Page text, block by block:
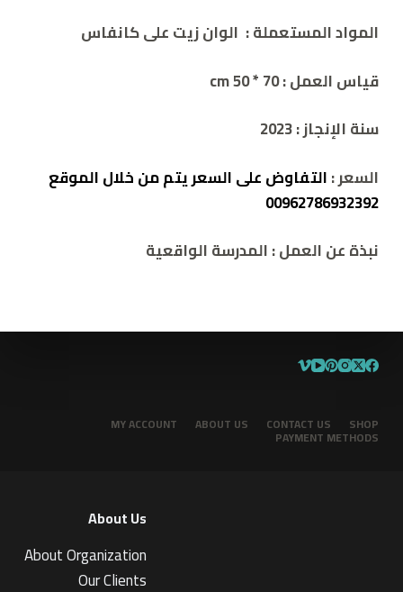
المواد المستعملة: الوان زيت على كانفاس
قياس العمل: 70 * 50 cm
سنة الإنجاز:
2023
السعر:التفاوض على السعر يتم من خلال الموقع
00962786932392
نبذة عن العمل:المدرسة الواقعية
SHOP
CONTACT US
ABOUT US
MY ACCOUNT
PAYMENT METHODS
About Us
About Organization
Our Clients